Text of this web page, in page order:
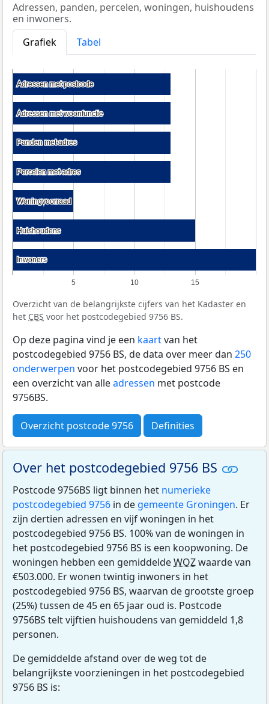
Adressen, panden, percelen, woningen, huishoudens
en inwoners.
Grafiek
Tabel
5 10 15
Adressen met postcode
Adressen met postcode
Adressen met woonfunctie
Adressen met woonfunctie
Panden met adres
Panden met adres
Percelen met adres
Percelen met adres
Woningvoorraad
Woningvoorraad
Huishoudens
Huishoudens
Inwoners
Inwoners
Overzicht van de belangrijkste cijfers van het Kadaster en
het CBS voor het postcodegebied 9756 BS.
Op deze pagina vind je een kaartvan het
postcodegebied 9756 BS, de data over meer dan 250
onderwerpen voor het postcodegebied 9756 BS en
een overzicht van alleadressen met postcode
9756BS.
Overzicht postcode 9756 Definities
Over het postcodegebied 9756 BS
Postcode 9756BS ligt binnen het numerieke
postcodegebied 9756 in de gemeente Groningen. Er
zijn dertien adressen en vijf woningen in het
postcodegebied 9756 BS. 100% van de woningen in
het postcodegebied 9756 BS is een koopwoning. De
woningen hebben een gemiddeldeWOZwaarde van
€503.000. Er wonen twintig inwoners in het
postcodegebied 9756 BS, waarvan de grootste groep
(25%) tussen de 45 en 65 jaar oud is. Postcode
9756BS telt vijftien huishoudens van gemiddeld 1,8
personen.
De gemiddelde afstand over de weg tot de
belangrijkste voorzieningen in het postcodegebied
9756 BS is: